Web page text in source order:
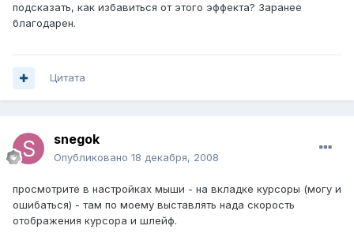
подсказать, как избавиться от этого эффекта? Заранее
благодарен.
Цитата
snegok
Опубликовано 18 декабря, 2008
просмотрите в настройках мыши - на вкладке курсоры (могу и
ошибаться) - там по моему выставлять нада скорость
отображения курсора и шлейф.